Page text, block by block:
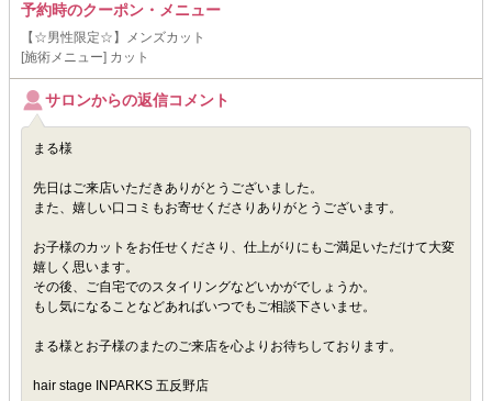
予約時のクーポン・メニュー
【☆男性限定☆】メンズカット
[施術メニュー] カット
サロンからの返信コメント
まる様
先日はご来店いただきありがとうございました。
また、嬉しい口コミもお寄せくださりありがとうございます。
お子様のカットをお任せくださり、仕上がりにもご満足いただけて大変
嬉しく思います。
その後、ご自宅でのスタイリングなどいかがでしょうか。
もし気になることなどあればいつでもご相談下さいませ。
まる様とお子様のまたのご来店を心よりお待ちしております。
hair stage INPARKS 五反野店